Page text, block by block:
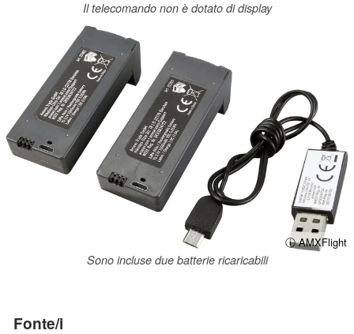
Il telecomando non è dotato di display
ⓘ AMXFlight
Sono incluse due batterie ricaricabili
Fonte/i